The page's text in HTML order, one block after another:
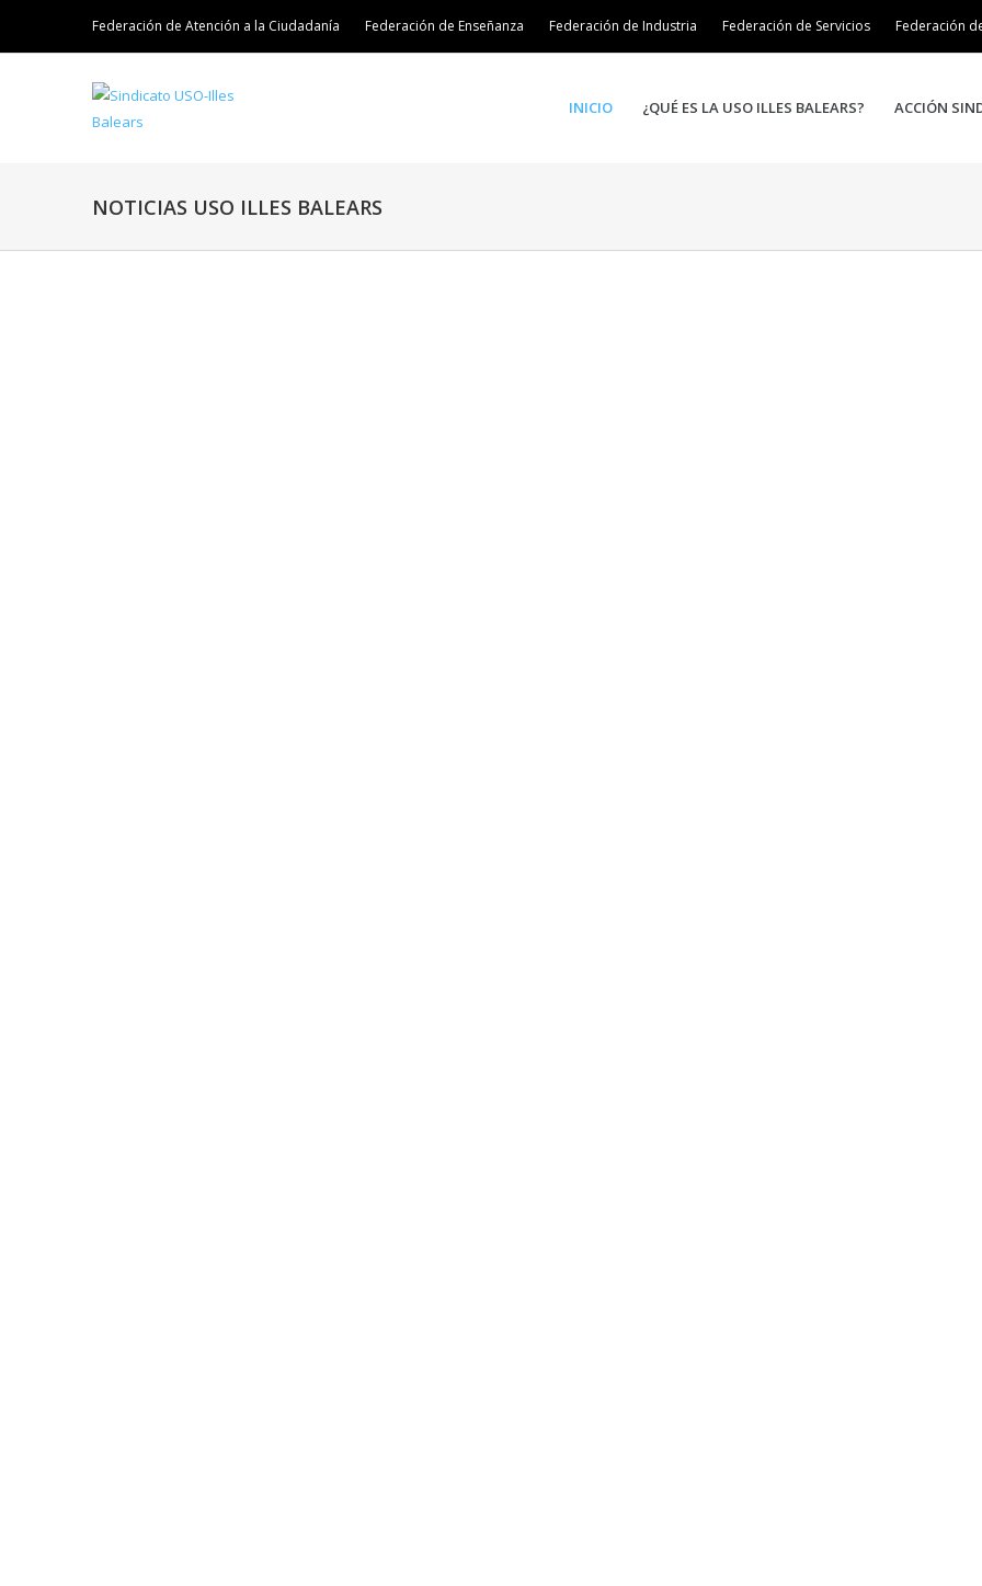
Federación de Atención a la Ciudadanía Federación de Enseñanza Federación de Industria Federación de Servicios Federación
INICIO ¿QUÉ ES LA USO ILLES BALEARS? ACCIÓN
NOTICIAS USO ILLES BALEARS